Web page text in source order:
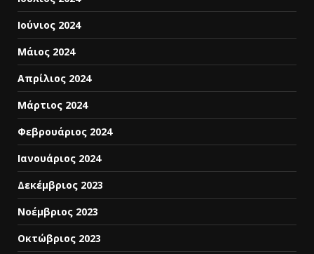
Ιούνιος 2024
Μάιος 2024
Απρίλιος 2024
Μάρτιος 2024
Φεβρουάριος 2024
Ιανουάριος 2024
Δεκέμβριος 2023
Νοέμβριος 2023
Οκτώβριος 2023